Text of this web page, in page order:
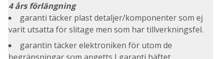
4 års förlängning
garanti täcker plast detaljer/komponenter som ej
varit utsatta för slitage men som har tillverkningsfel.
garantin täcker elektroniken för utom de